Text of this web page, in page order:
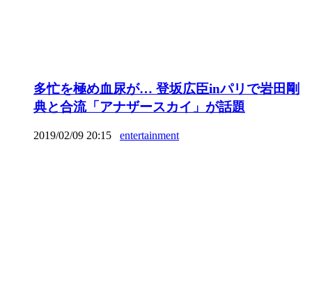
多忙を極め血尿が… 登坂広臣inパリで岩田剛
典と合流「アナザースカイ」が話題
2019/02/09 20:15 entertainment